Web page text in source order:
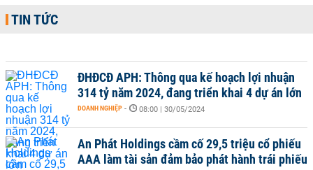
TIN TỨC
ĐHĐCĐ APH: Thông qua kế hoạch lợi nhuận
314 tỷ năm 2024, đang triển khai 4 dự án lớn
DOANH NGHIỆP - 08:00 | 30/05/2024
An Phát Holdings cầm cố 29,5 triệu cổ phiếu
AAA làm tài sản đảm bảo phát hành trái phiếu